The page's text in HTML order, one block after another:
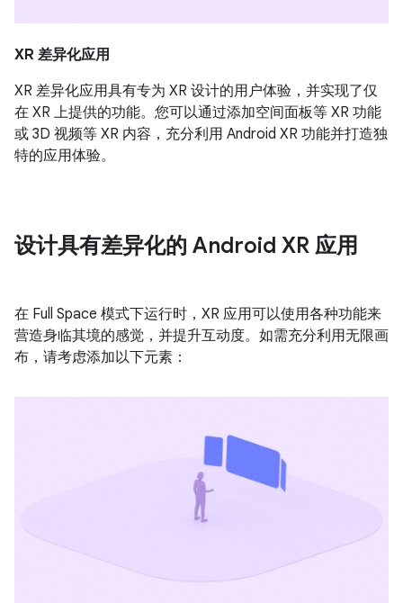
XR 差异化应用
XR 差异化应用具有专为 XR 设计的用户体验，并实现了仅
在 XR 上提供的功能。您可以通过添加空间面板等 XR 功能
或 3D 视频等 XR 内容，充分利用 Android XR 功能并打造独
特的应用体验。
设计具有差异化的 Android XR 应用
在 Full Space 模式下运行时，XR 应用可以使用各种功能来
营造身临其境的感觉，并提升互动度。如需充分利用无限画
布，请考虑添加以下元素：